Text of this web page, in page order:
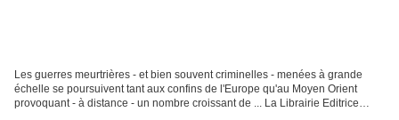
Les guerres meurtrières - et bien souvent criminelles - menées à grande
échelle se poursuivent tant aux confins de l'Europe qu'au Moyen Orient
provoquant - à distance - un nombre croissant de ... La Librairie Editrice